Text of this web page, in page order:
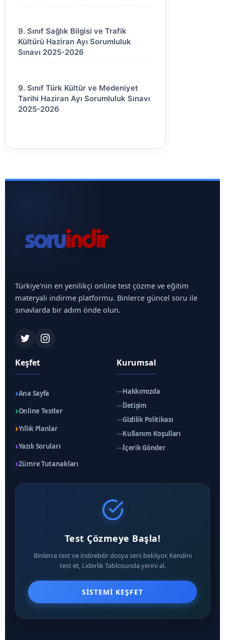
9. Sınıf Sağlık Bilgisi ve Trafik
Kültürü Haziran Ayı Sorumluluk
Sınavı 2025-2026
9. Sınıf Türk Kültür ve Medeniyet
Tarihi Haziran Ayı Sorumluluk Sınavı
2025-2026
Türkiye'nin en yenilikçi online test çözme ve eğitim
materyali indirme platformu. Binlerce güncel soru ile
sınavlarda bir adım önde olun.
Keşfet
›Ana Sayfa
›Online Testler
›Yıllık Planlar
›Yazılı Soruları
›Zümre Tutanakları
Kurumsal
—Hakkımızda
—İletişim
—Gizlilik Politikası
—Kullanım Koşulları
—İçerik Gönder
Test Çözmeye Başla!
Binlerce test ve indirebilir dosya seni bekliyor. Kendini
test et, Liderlik Tablosunda yerini al.
SISTEMI KEŞFET